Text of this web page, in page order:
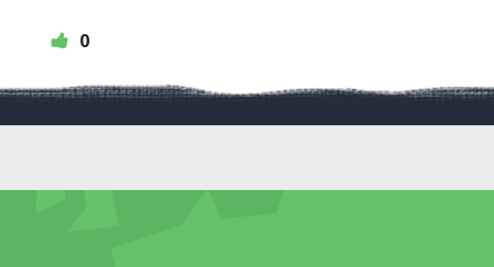
0